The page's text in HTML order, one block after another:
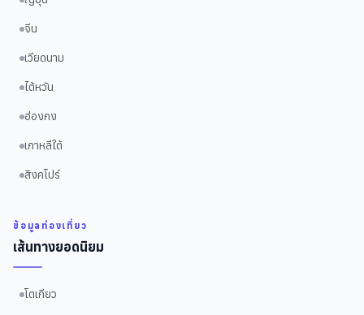
จีน
เวียดนาม
ไต้หวัน
ฮ่องกง
เกาหลีใต้
สิงคโปร์
ข้อมูลท่องเที่ยว
เส้นทางยอดนิยม
โตเกียว